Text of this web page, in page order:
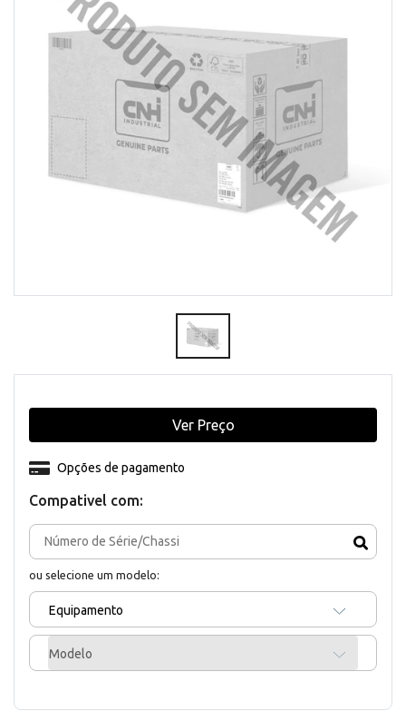
Compativel com:
ou selecione um modelo:
Equipamento
Modelo
Opções de pagamento
Ver Preço